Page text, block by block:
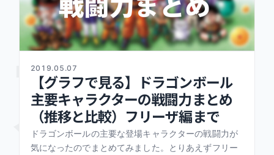
力
2019.05.07
【グラフで見る】ドラゴンボール
主要キャラクターの戦闘力まとめ
（推移と比較）フリーザ編まで
ドラゴンボールの主要な登場キャラクターの戦闘力が
気になったのでまとめてみました。とりあえずフリー